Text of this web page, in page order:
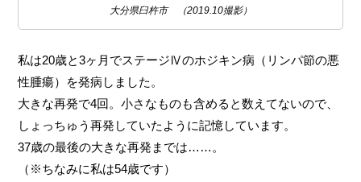
大分県臼杵市 （2019.10撮影）
私は20歳と3ヶ月でステージⅣのホジキン病（リンパ節の悪
性腫瘍）を発病しました。
大きな再発で4回。小さなものも含めると数えてないので、
しょっちゅう再発していたように記憶しています。
37歳の最後の大きな再発までは……。
（※ちなみに私は54歳です）